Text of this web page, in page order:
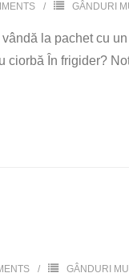
GÂNDURI
la pachet cu
ciorbă În frigider?
GÂNDURI